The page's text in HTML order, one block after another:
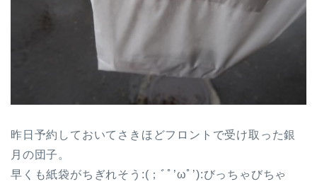
昨日予約しておいてさきほどフロントで受け取った銀
月の団子。
早くも紙袋がちぎれそう:(；ﾞﾟ’ωﾟ’):びっちゃびちゃ